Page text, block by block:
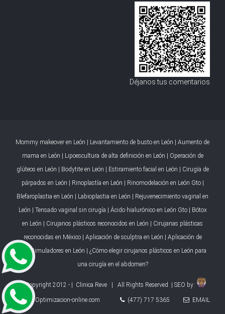
Déjanos tus comentarios
Mommy makeover en León | Levantamiento de busto en León | Aumento de
mama en León | Lipoescultura de alta definición en León | Operación de
glúteos en León | Bodytite en León | Estiramiento facial en León | Cirugía de
párpados en León | Rinoplastía en León | Rinomodelación en León Gto|
Blefaroplastia en León | Labioplastia en León | Rejuvenecimiento vaginal en
León | Tensado vaginal sin cirugía | Ácido hialurónico en León Gto| Bótox
en León | Cirujanos plásticos reconocidos en León | Cirujanas plásticas
reconocidas en México| Aplicación de sculptra en León | Aplicación de
bioestimuladores en León | ¿Cómo elegir cirujanos plásticos en León para
una cirugía en el abdomen?
© Copyright 2012 - | Clinica Reve | All Rights Reserved | SEO by:
Optimizacion-online.com (477) 717 5365 EMAIL